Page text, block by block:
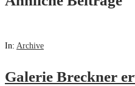
In: Archive
Galerie Breckner